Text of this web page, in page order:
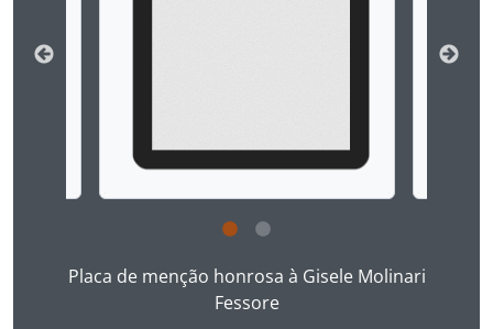
Placa de menção honrosa à Gisele Molinari
Fessore